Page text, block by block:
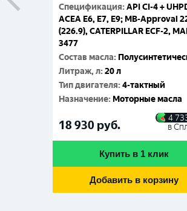
Спецификация:API CI-4 +
ACEA E6, E7, E9; MB-Approval
(226.9), CATERPILLAR ECF-2,
3477
Состав масла:
Литраж, л:20 л
Тип двигателя:4-тактный
Назначение: Моторные масла
18 930 руб.
4
в
Купить в 1 клик
Добавить в корзину